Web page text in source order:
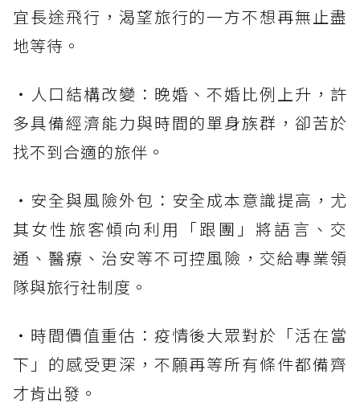
宜長途飛行，渴望旅行的一方不想再無止盡
地等待。
・人口結構改變：晚婚、不婚比例上升，許
多具備經濟能力與時間的單身族群，卻苦於
找不到合適的旅伴。
・安全與風險外包：安全成本意識提高，尤
其女性旅客傾向利用「跟團」將語言、交
通、醫療、治安等不可控風險，交給專業領
隊與旅行社制度。
・時間價值重估：疫情後大眾對於「活在當
下」的感受更深，不願再等所有條件都備齊
才肯出發。